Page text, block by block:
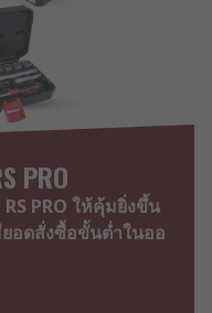
PRO
PRO ให้คุ้มยิ่งขึ้น
ยอดสั่งซื้อขั้นต่ำในออ